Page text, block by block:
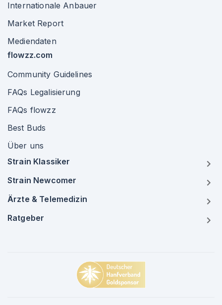
Internationale Anbauer
Market Report
Mediendaten
flowzz.com
Community Guidelines
FAQs Legalisierung
FAQs flowzz
Best Buds
Über uns
Strain Klassiker
Strain Newcomer
Ärzte & Telemedizin
Ratgeber